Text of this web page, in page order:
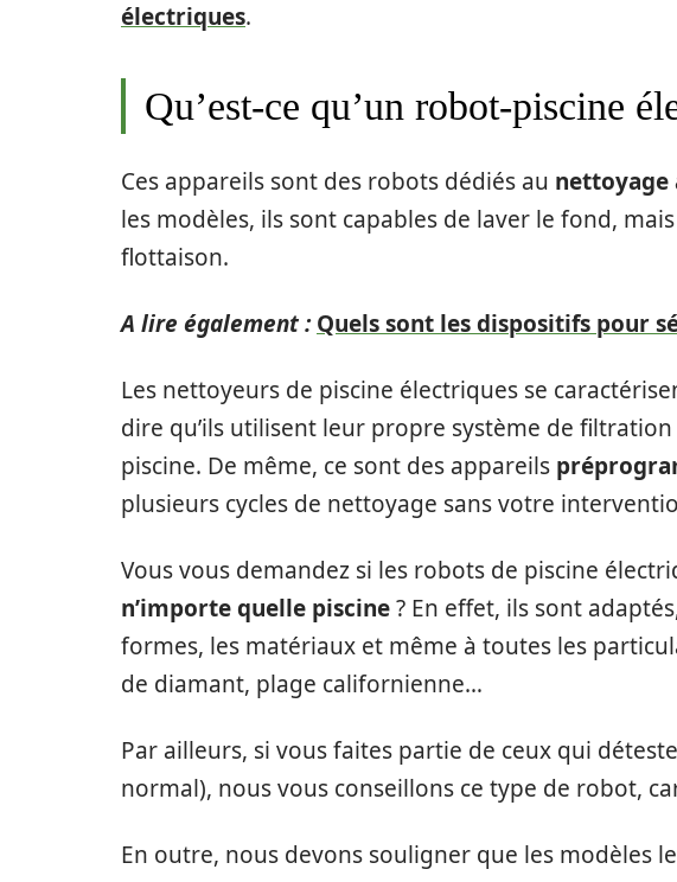
électriques.
Qu’est-ce qu’un robot-piscine
Ces appareils sont des robots dédiés au nettoyage
les modèles, ils sont capables de laver le fond,
flottaison.
A lire également : Quels sont les dispositifs pour
Les nettoyeurs de piscine électriques se
dire qu’ils utilisent leur propre système de
piscine. De même, ce sont des appareils
plusieurs cycles de nettoyage sans votre
Vous vous demandez si les robots de piscine
n’importe quelle piscine? En effet, ils sont
formes, les matériaux et même à toutes les
de diamant, plage californienne…
Par ailleurs, si vous faites partie de ceux qui
normal), nous vous conseillons ce type de robot,
En outre, nous devons souligner que les modèles